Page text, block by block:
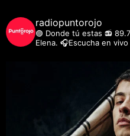
radiopuntorojo
🟣 Donde tú estas 📻
Elena. 🎧Escucha en vivo